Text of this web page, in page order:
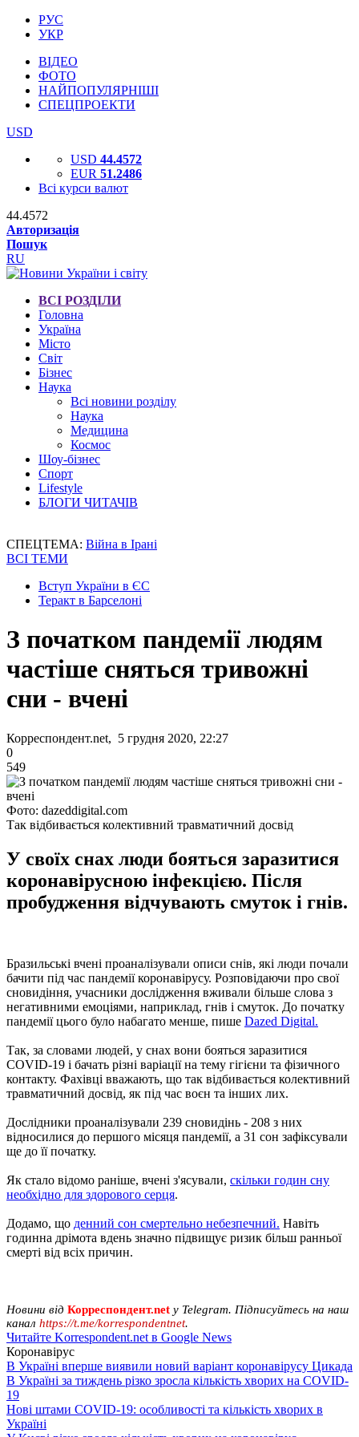
РУС
УКР
ВІДЕО
ФОТО
НАЙПОПУЛЯРНІШІ
СПЕЦПРОЕКТИ
USD
USD 44.4572
EUR 51.2486
Всі курси валют
44.4572
Авторизація
Пошук
RU
ВСІ РОЗДІЛИ
Головна
Україна
Місто
Світ
Бізнес
Наука
Всі новини розділу
Наука
Медицина
Космос
Шоу-бізнес
Спорт
Lifestyle
БЛОГИ ЧИТАЧІВ
СПЕЦТЕМА: Війна в Ірані
ВСІ ТЕМИ
Вступ України в ЄС
Теракт в Барселоні
З початком пандемії людям
частіше сняться тривожні
сни - вчені
Корреспондент.net, 5 грудня 2020, 22:27
0
549
Фото: dazeddigital.com
Так відбивається колективний травматичний досвід
У своїх снах люди бояться заразитися
коронавірусною інфекцією. Після
пробудження відчувають смуток і гнів.
Бразильські вчені проаналізували описи снів, які люди почали
бачити під час пандемії коронавірусу. Розповідаючи про свої
сновидіння, учасники дослідження вживали більше слова з
негативними емоціями, наприклад, гнів і смуток. До початку
пандемії цього було набагато менше, пише Dazed Digital.
Так, за словами людей, у снах вони бояться заразитися
COVID-19 і бачать різні варіації на тему гігієни та фізичного
контакту. Фахівці вважають, що так відбивається колективний
травматичний досвід, як під час воєн та інших лих.
Дослідники проаналізували 239 сновидінь - 208 з них
відносилися до першого місяця пандемії, а 31 сон зафіксували
ще до її початку.
Як стало відомо раніше, вчені з'ясували, скільки годин сну
необхідно для здорового серця.
Додамо, що денний сон смертельно небезпечний. Навіть
годинна дрімота вдень ​​значно підвищує ризик більш ранньої
смерті від всіх причин.
Новини від Корреспондент.net у Telegram. Підписуйтесь на наш
канал https://t.me/korrespondentnet.
Читайте Korrespondent.net в Google News
Коронавірус
В Україні вперше виявили новий варіант коронавірусу Цикада
В Україні за тиждень різко зросла кількість хворих на COVID-
19
Нові штами COVID-19: особливості та кількість хворих в
Україні